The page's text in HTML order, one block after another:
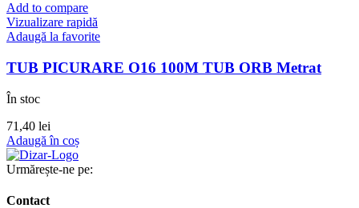
Add to compare
Vizualizare rapidă
Adaugă la favorite
TUB PICURARE O16 100M TUB ORB Metrat
În stoc
71,40 lei
Adaugă în coș
Urmărește-ne pe:
Contact